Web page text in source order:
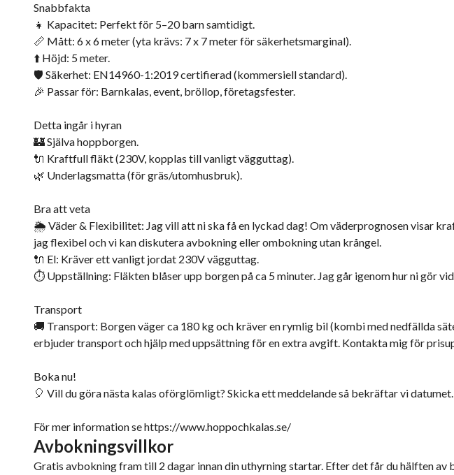
Snabbfakta
👧 Kapacitet: Perfekt för 5–20 barn samtidigt.
📏 Mått: 6 x 6 meter (yta krävs: 7 x 7 meter för säkerhetsmarginal).
⬆️ Höjd: 5 meter.
🛡️ Säkerhet: EN14960-1:2019 certifierad (kommersiell standard).
🎉 Passar för: Barnkalas, event, bröllop, företagsfester.
Detta ingår i hyran
🏰 Själva hoppborgen.
🔌 Kraftfull fläkt (230V, kopplas till vanligt vägguttag).
🌿 Underlagsmatta (för gräs/utomhusbruk).
Bra att veta
🌦️ Väder & Flexibilitet: Jag vill att ni ska få en lyckad dag! Om väderprognosen visar
jag flexibel och vi kan diskutera avbokning eller ombokning utan krångel.
🔌 El: Kräver ett vanligt jordat 230V vägguttag.
⏱️ Uppställning: Fläkten blåser upp borgen på ca 5 minuter. Jag går igenom hur ni gör
Transport
🚚 Transport: Borgen väger ca 180 kg och kräver en rymlig bil (kombi med nedfällda
erbjuder transport och hjälp med uppsättning för en extra avgift. Kontakta mig för
Boka nu!
🎈 Vill du göra nästa kalas oförglömligt? Skicka ett meddelande så bekräftar vi
För mer information se https://www.hoppochkalas.se/
Avbokningsvillkor
Gratis avbokning fram till 2 dagar innan din uthyrning startar. Efter det får du hälften